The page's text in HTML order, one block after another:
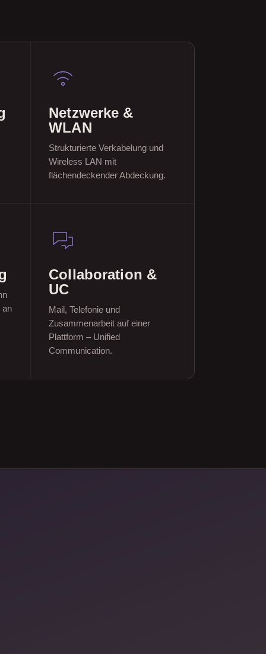
Netzwerke &
WLAN
Strukturierte Verkabelung und
Wireless LAN mit
flächendeckender Abdeckung.
an
Collaboration &
UC
Mail, Telefonie und
Zusammenarbeit auf einer
Plattform – Unified
Communication.